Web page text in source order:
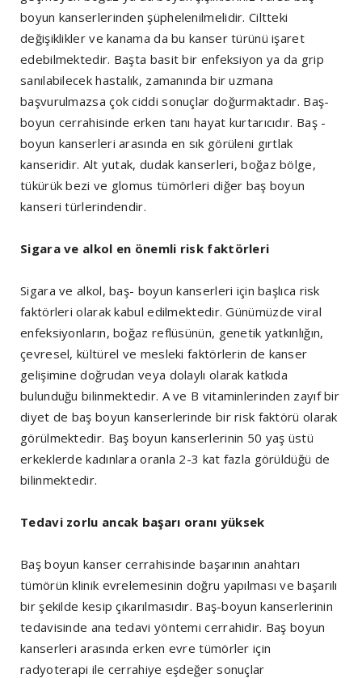
boyun kanserlerinden şüphelenilmelidir. Ciltteki
değişiklikler ve kanama da bu kanser türünü işaret
edebilmektedir. Başta basit bir enfeksiyon ya da grip
sanılabilecek hastalık, zamanında bir uzmana
başvurulmazsa çok ciddi sonuçlar doğurmaktadır. Baş-
boyun cerrahisinde erken tanı hayat kurtarıcıdır. Baş -
boyun kanserleri arasında en sık görüleni gırtlak
kanseridir. Alt yutak, dudak kanserleri, boğaz bölge,
tükürük bezi ve glomus tümörleri diğer baş boyun
kanseri türlerindendir.
Sigara ve alkol en önemli risk faktörleri
Sigara ve alkol, baş- boyun kanserleri için başlıca risk
faktörleri olarak kabul edilmektedir. Günümüzde viral
enfeksiyonların, boğaz reflüsünün, genetik yatkınlığın,
çevresel, kültürel ve mesleki faktörlerin de kanser
gelişimine doğrudan veya dolaylı olarak katkıda
bulunduğu bilinmektedir. A ve B vitaminlerinden zayıf bir
diyet de baş boyun kanserlerinde bir risk faktörü olarak
görülmektedir. Baş boyun kanserlerinin 50 yaş üstü
erkeklerde kadınlara oranla 2-3 kat fazla görüldüğü de
bilinmektedir.
Tedavi zorlu ancak başarı oranı yüksek
Baş boyun kanser cerrahisinde başarının anahtarı
tümörün klinik evrelemesinin doğru yapılması ve başarılı
bir şekilde kesip çıkarılmasıdır. Baş-boyun kanserlerinin
tedavisinde ana tedavi yöntemi cerrahidir. Baş boyun
kanserleri arasında erken evre tümörler için
radyoterapi ile cerrahiye eşdeğer sonuçlar